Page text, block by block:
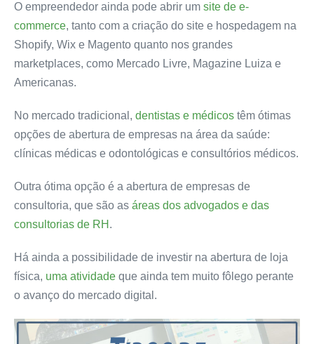
O empreendedor ainda pode abrir um site de e-
commerce, tanto com a criação do site e hospedagem na
Shopify, Wix e Magento quanto nos grandes
marketplaces, como Mercado Livre, Magazine Luiza e
Americanas.
No mercado tradicional, dentistas e médicos têm ótimas
opções de abertura de empresas na área da saúde:
clínicas médicas e odontológicas e consultórios médicos.
Outra ótima opção é a abertura de empresas de
consultoria, que são as áreas dos advogados e das
consultorias de RH .
Há ainda a possibilidade de investir na abertura de loja
física, uma atividade que ainda tem muito fôlego perante
o avanço do mercado digital.